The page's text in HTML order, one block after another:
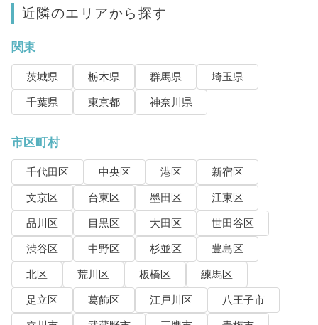
近隣のエリアから探す
関東
茨城県 栃木県 群馬県
埼玉県
千葉県
東京都 神奈川県
市区町村
千代田区 中央区 港区
新宿区
文京区
台東区 墨田区
江東区
品川区
目黒区 大田区
世田谷区
渋谷区
中野区 杉並区
豊島区
北区
荒川区 板橋区
練馬区
足立区
葛飾区 江戸川区
八王子市